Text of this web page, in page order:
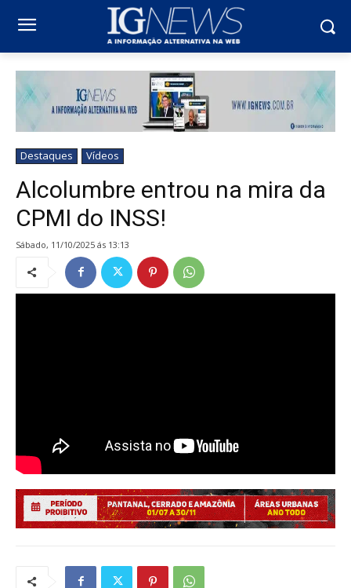
Destaques Vídeos
Alcolumbre entrou na mira da
CPMI do INSS!
sábado, 11/10/2025 ás 13:13